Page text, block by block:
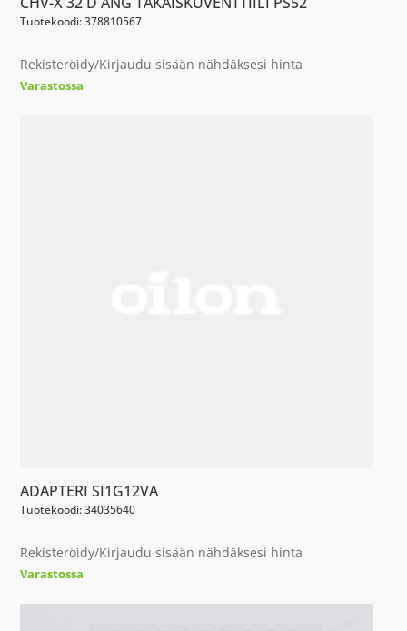
Tuotekoodi: 378810567
Rekisteröidy/Kirjaudu sisään nähdäksesi hinta
Varastossa
ADAPTERI SI1G12VA
Tuotekoodi: 34035640
Rekisteröidy/Kirjaudu sisään nähdäksesi hinta
Varastossa